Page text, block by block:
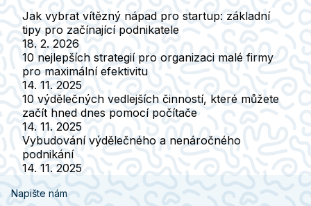
Jak vybrat vítězný nápad pro startup: základní
tipy pro začínající podnikatele
18. 2. 2026
10 nejlepších strategií pro organizaci malé firmy
pro maximální efektivitu
14. 11. 2025
10 výdělečných vedlejších činností, které můžete
začít hned dnes pomocí počítače
14. 11. 2025
Vybudování výdělečného a nenáročného
podnikání
14. 11. 2025
Napište nám